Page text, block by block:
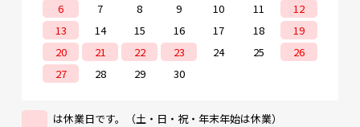
6
7 8 9 10 11
12
13
14 15 16 17 18
19
20
21 22 23 24 25
26
27
28 29 30
は休業日です。（土・日・祝・年末年始は休業）